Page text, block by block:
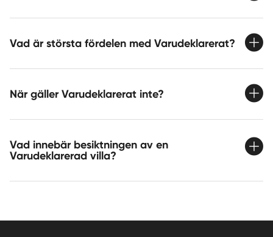
Vad är största fördelen med Varudeklarerat?
När gäller Varudeklarerat inte?
Vad innebär besiktningen av en
Varudeklarerad villa?